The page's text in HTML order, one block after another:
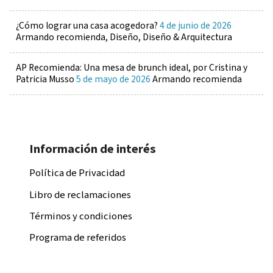
¿Cómo lograr una casa acogedora?4 de junio de 2026
Armando recomienda, Diseño, Diseño & Arquitectura
AP Recomienda: Una mesa de brunch ideal, por Cristina y
Patricia Musso5 de mayo de 2026Armando recomienda
Información de interés
Política de Privacidad
Libro de reclamaciones
Términos y condiciones
Programa de referidos